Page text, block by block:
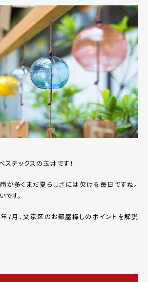
テックスの玉井です！
が多くまだ夏らしさには欠ける毎日ですね。
す。
7月、文京区のお部屋探しのポイントを解説